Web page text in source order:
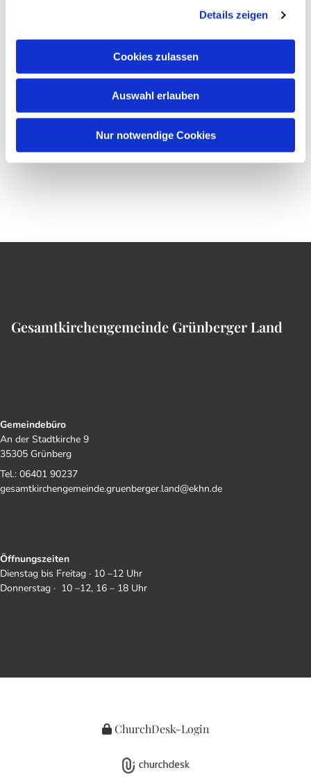
Details zeigen
Cookies zulassen
Auswahl erlauben
Nur notwendige Cookies
Gesamtkirchengemeinde Grünberger Land
Gemeindebüro
An der Stadtkirche 9
35305 Grünberg
Tel.: 06401 90237
gesamtkirchengemeinde.gruenberger.land@ekhn.de
Öffnungszeiten
Dienstag bis Freitag · 10 –12 Uhr
Donnerstag · 10 –12, 16 – 18 Uhr
ChurchDesk-Login